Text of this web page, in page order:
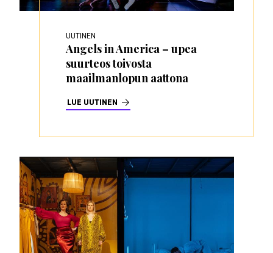
UUTINEN
Angels in America – upea
suurteos toivosta
maailmanlopun aattona
LUE UUTINEN